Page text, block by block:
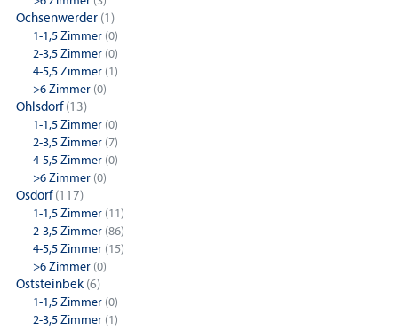
Ochsenwerder (1)
1-1,5 Zimmer (0)
2-3,5 Zimmer (0)
4-5,5 Zimmer (1)
>6 Zimmer (0)
Ohlsdorf(13)
1-1,5 Zimmer (0)
2-3,5 Zimmer (7)
4-5,5 Zimmer (0)
>6 Zimmer (0)
Osdorf(117)
1-1,5 Zimmer (11)
2-3,5 Zimmer (86)
4-5,5 Zimmer (15)
>6 Zimmer (0)
Oststeinbek (6)
1-1,5 Zimmer (0)
2-3,5 Zimmer (1)